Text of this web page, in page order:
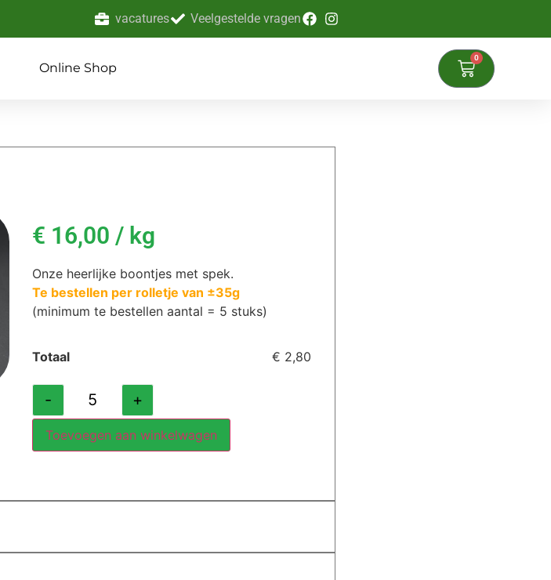
vacatures Veelgestelde vragen
Online Shop
0
€ 16,00 / kg
Onze heerlijke boontjes met spek.
Te bestellen per rolletje van ±35g
(minimum te bestellen aantal = 5 stuks)
Totaal € 2,80
- +
Toevoegen aan winkelwagen